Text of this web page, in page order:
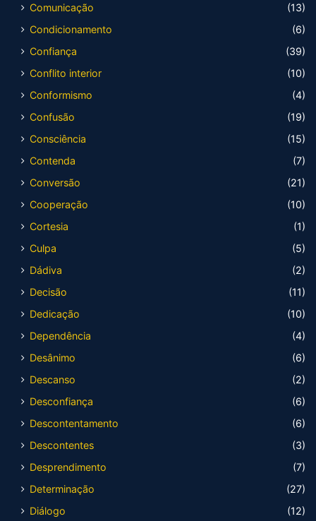
Comunicação
(13)
Condicionamento
(6)
Confiança
(39)
Conflito interior
(10)
Conformismo
(4)
Confusão
(19)
Consciência
(15)
Contenda
(7)
Conversão
(21)
Cooperação
(10)
Cortesia
(1)
Culpa
(5)
Dádiva
(2)
Decisão
(11)
Dedicação
(10)
Dependência
(4)
Desânimo
(6)
Descanso
(2)
Desconfiança
(6)
Descontentamento
(6)
Descontentes
(3)
Desprendimento
(7)
Determinação
(27)
Diálogo
(12)